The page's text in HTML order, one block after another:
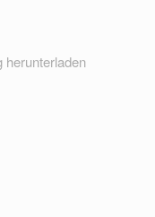
herunterladen